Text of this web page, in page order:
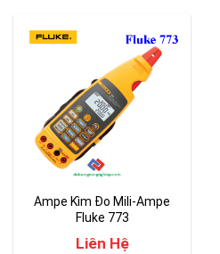
Ampe Kìm Đo Mili-Ampe
Fluke 773
Liên Hệ